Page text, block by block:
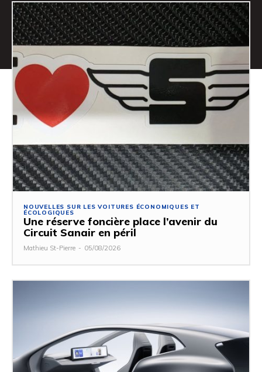
NOUVELLES SUR LES VOITURES ÉCONOMIQUES ET
ÉCOLOGIQUES
Une réserve foncière place l’avenir du
Circuit Sanair en péril
Mathieu St-Pierre - 05/08/2026